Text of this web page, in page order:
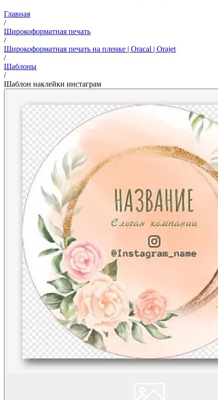
Главная
/
Широкоформатная печать
/
Широкоформатная печать на пленке | Oracal | Orajet
/
Шаблоны
/
Шаблон наклейки инстаграм